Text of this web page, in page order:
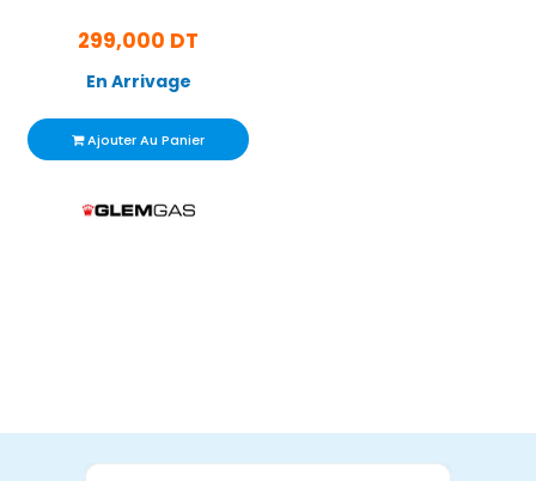
299,000 DT
En Arrivage
Ajouter Au Panier